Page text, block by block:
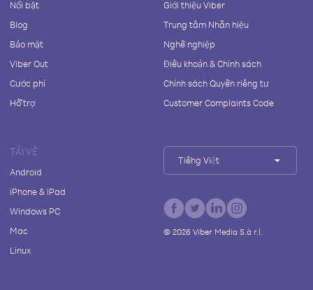
Nổi bật
Blog
Bảo mật
Viber Out
Cước phí
Hỗ trợ
Giới thiệu Viber
Trung tâm Nhãn hiệu
Nghề nghiệp
Điều khoản & Chính sách
Chính sách Quyền riêng tư
Customer Complaints Code
TẢI VỀ
Android
iPhone & iPad
Windows PC
Mac
Linux
Tiếng Việt
© 2026Viber Media S.à r.l.